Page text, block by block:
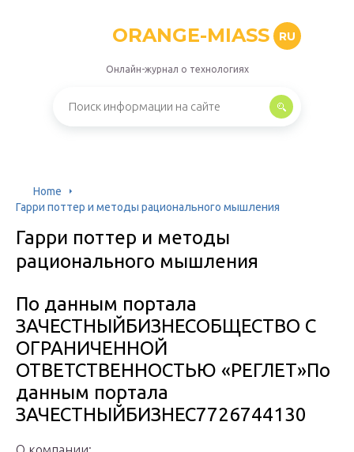
ORANGE-MIASS RU
Онлайн-журнал о технологиях
Home
Гарри поттер и методы рационального мышления
Гарри поттер и методы
рационального мышления
По данным портала
ЗАЧЕСТНЫЙБИЗНЕСОБЩЕСТВО С
ОГРАНИЧЕННОЙ
ОТВЕТСТВЕННОСТЬЮ «РЕГЛЕТ»По
данным портала
ЗАЧЕСТНЫЙБИЗНЕС7726744130